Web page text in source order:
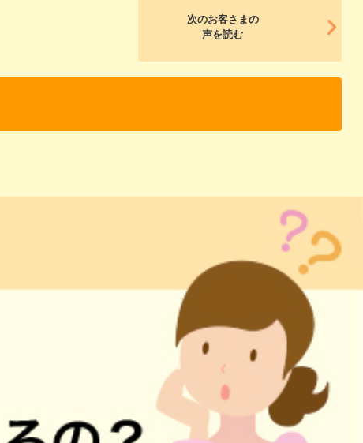
次のお客さまの
声を読む